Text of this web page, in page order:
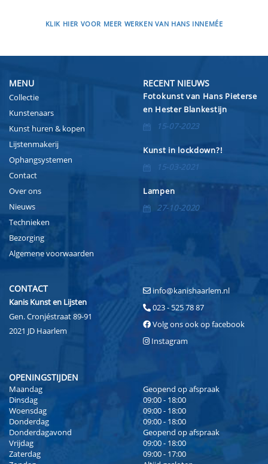
KLIK HIER VOOR MEER WERKEN VAN HANS INNEMÉE
MENU
Collectie
Kunstenaars
Kunst huren & kopen
Lijstenmakerij
Ophangsystemen
Contact
Over ons
Nieuws
Technieken
Bezorging
Algemene voorwaarden
RECENT NIEUWS
Fotokunst van Hans Pieterse
en Hester Blankestijn
15-07-2023
Kunst in lockdown?!
15-03-2021
Lampen
27-10-2020
CONTACT
Kanis Kunst en Lijsten
Gen. Cronjéstraat 89-91
2021 JD Haarlem
info@kanishaarlem.nl
023 - 525 78 87
Volg ons ook op facebook
Instagram
OPENINGSTIJDEN
Maandag
Geopend op afspraak
Dinsdag
09:00 - 18:00
Woensdag
09:00 - 18:00
Donderdag
09:00 - 18:00
Donderdagavond
Geopend op afspraak
Vrijdag
09:00 - 18:00
Zaterdag
09:00 - 17:00